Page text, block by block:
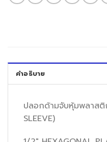
คำอธิบาย
ปลอกด้ามจับหุ้มพลาสติ
SLEEVE)